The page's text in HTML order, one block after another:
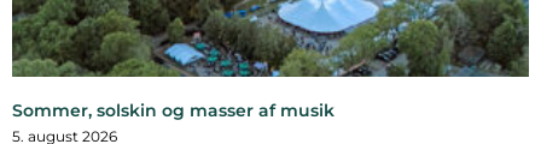
Sommer, solskin og masser af musik
5. august 2026